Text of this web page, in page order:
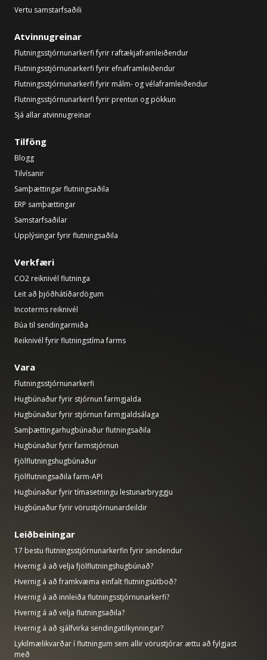
Vertu samstarfsaðili
Atvinnugreinar
Flutningsstjórnunarkerfi fyrir raftækjaframleiðendur
Flutningsstjórnunarkerfi fyrir efnaframleiðendur
Flutningsstjórnunarkerfi fyrir málm- og vélaframleiðendur
Flutningsstjórnunarkerfi fyrir prentun og pökkun
Sjá allar atvinnugreinar
Tilföng
Blogg
Tilvísanir
Samþættingar flutningsaðila
ERP samþættingar
Samstarfsaðilar
Upplýsingar fyrir flutningsaðila
Verkfæri
CO2 reiknivél flutninga
Leit að þjóðhátíðardögum
Incoterms reiknivél
Búa til sendingarmiða
Reiknivél fyrir flutningstíma farms
Vara
Flutningsstjórnunarkerfi
Hugbúnaður fyrir stjórnun farmgjalda
Hugbúnaður fyrir stjórnun farmgjaldsálaga
Samþættingarhugbúnaður flutningsaðila
Hugbúnaður fyrir farmstjórnun
Fjölflutningshugbúnaður
Fjölflutningsaðila farm-API
Hugbúnaður fyrir tímasetningu lestunarbryggju
Hugbúnaður fyrir vörustjórnunardeildir
Leiðbeiningar
17 bestu flutningsstjórnunarkerfin fyrir sendendur
Hvernig á að velja fjölflutningshugbúnað?
Hvernig á að framkvæma einfalt flutningsútboð?
Hvernig á að innleiða flutningsstjórnunarkerfi?
Hvernig á að velja flutningsaðila?
Hvernig á að sjálfvirka sendingatilkynningar?
Lykilmælikvarðar í flutningum sem allir vörustjórar ættu að fylgjast
með